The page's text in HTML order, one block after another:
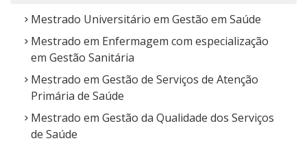
Mestrado Universitário em Gestão em Saúde
Mestrado em Enfermagem com especialização
em Gestão Sanitária
Mestrado em Gestão de Serviços de Atenção
Primária de Saúde
Mestrado em Gestão da Qualidade dos Serviços
de Saúde